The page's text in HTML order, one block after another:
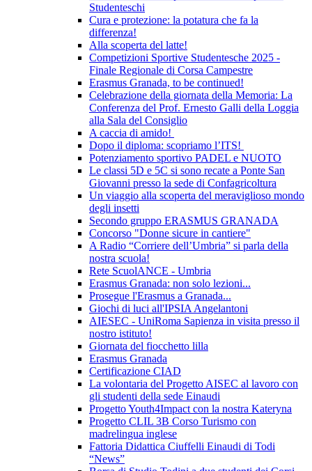
Studenteschi
Cura e protezione: la potatura che fa la
differenza!
Alla scoperta del latte!
Competizioni Sportive Studentesche 2025 -
Finale Regionale di Corsa Campestre
Erasmus Granada, to be continued!
Celebrazione della giornata della Memoria: La
Conferenza del Prof. Ernesto Galli della Loggia
alla Sala del Consiglio
A caccia di amido!
Dopo il diploma: scopriamo l’ITS!
Potenziamento sportivo PADEL e NUOTO
Le classi 5D e 5C si sono recate a Ponte San
Giovanni presso la sede di Confagricoltura
Un viaggio alla scoperta del meraviglioso mondo
degli insetti
Secondo gruppo ERASMUS GRANADA
Concorso "Donne sicure in cantiere"
A Radio “Corriere dell’Umbria” si parla della
nostra scuola!
Rete ScuolANCE - Umbria
Erasmus Granada: non solo lezioni...
Prosegue l'Erasmus a Granada...
Giochi di luci all'IPSIA Angelantoni
AIESEC - UniRoma Sapienza in visita presso il
nostro istituto!
Giornata del fiocchetto lilla
Erasmus Granada
Certificazione CIAD
La volontaria del Progetto AISEC al lavoro con
gli studenti della sede Einaudi
Progetto Youth4Impact con la nostra Kateryna
Progetto CLIL 3B Corso Turismo con
madrelingua inglese
Fattoria Didattica Ciuffelli Einaudi di Todi
“News”